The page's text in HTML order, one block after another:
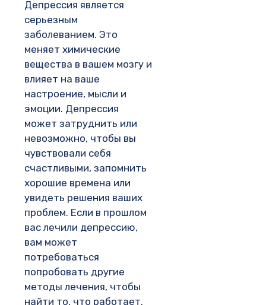
Депрессия является
серьезным
заболеванием. Это
меняет химические
вещества в вашем мозгу и
влияет на ваше
настроение, мысли и
эмоции. Депрессия
может затруднить или
невозможно, чтобы вы
чувствовали себя
счастливыми, запомнить
хорошие времена или
увидеть решения ваших
проблем. Если в прошлом
вас лечили депрессию,
вам может
потребоваться
попробовать другие
методы лечения, чтобы
найти то, что работает.